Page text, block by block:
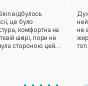
відбулось
це було
комфортна на
шкірі, пори не
стороною цей
не